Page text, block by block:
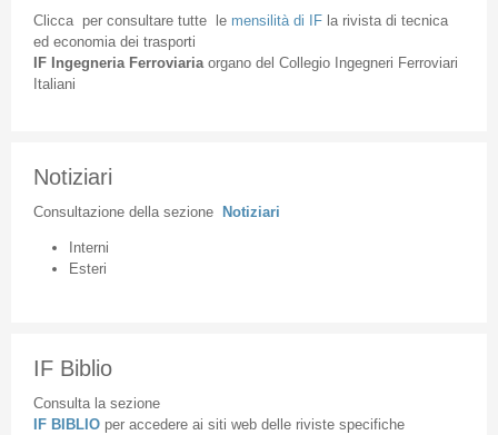
Cliccaper consultare tuttele mensilità di IFla rivista di tecnica
ed economia dei trasporti
IF Ingegneria Ferroviaria organodel Collegio Ingegneri Ferroviari
Italiani
Notiziari
Consultazione della sezione Notiziari
Interni
Esteri
IF Biblio
Consulta la sezione
IF BIBLIO per accedere ai siti web delle riviste specifiche